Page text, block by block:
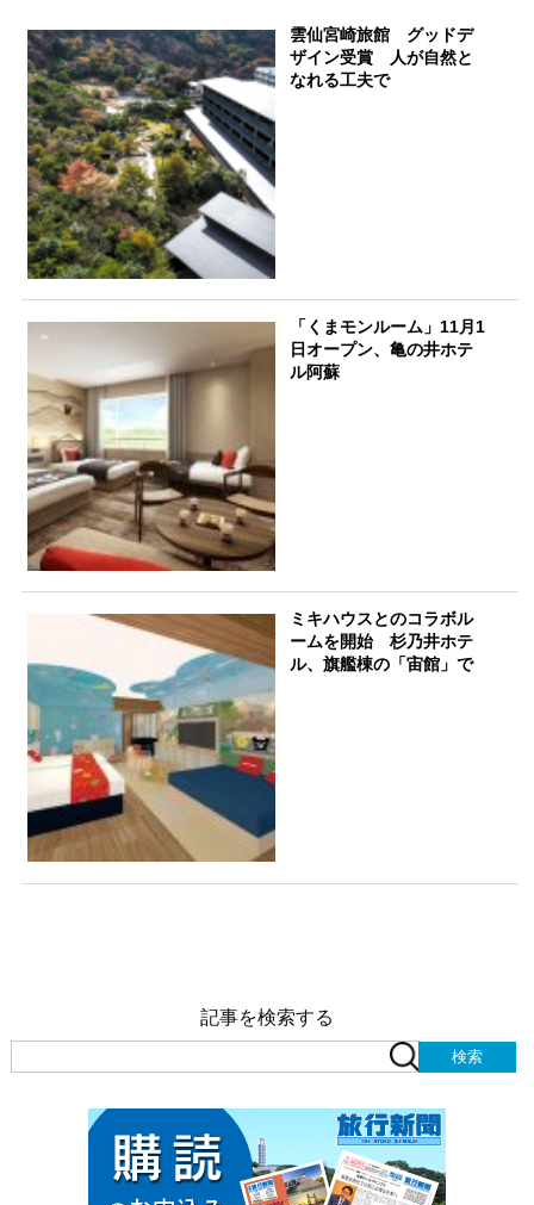
雲仙宮崎旅館 グッドデ
ザイン受賞 人が自然と
なれる工夫で
「くまモンルーム」11月1
日オープン、亀の井ホテ
ル阿蘇
ミキハウスとのコラボル
ームを開始 杉乃井ホテ
ル、旗艦棟の「宙館」で
記事を検索する